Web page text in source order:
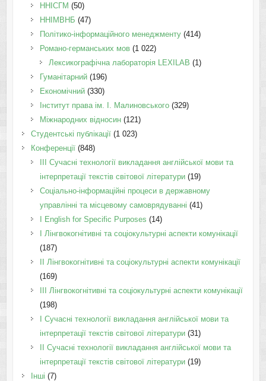
ННІСГМ (50)
ННІМВНБ (47)
Політико-інформаційного менеджменту(414)
Романо-германських мов(1 022)
Лексикографічна лабораторія LEXILAB (1)
Гуманітарний(196)
Економічний(330)
Інститут права ім. І. Малиновського(329)
Міжнародних відносин(121)
Студентські публікації(1 023)
Конференції(848)
III Сучасні технології викладання англійської мови та
інтерпретації текстів світової літератури(19)
Соціально-інформаційні процеси в державному
управлінні та місцевому самоврядуванні (41)
І English for Specific Purposes (14)
I Лінгвокогнітивні та соціокультурні аспекти комунікації
(187)
IІ Лінгвокогнітивні та соціокультурні аспекти комунікації
(169)
IІI Лінгвокогнітивні та соціокультурні аспекти комунікації
(198)
I Cучасні технології викладання англійської мови та
інтерпретації текстів світової літератури(31)
II Cучасні технології викладання англійської мови та
інтерпретації текстів світової літератури(19)
Інші (7)